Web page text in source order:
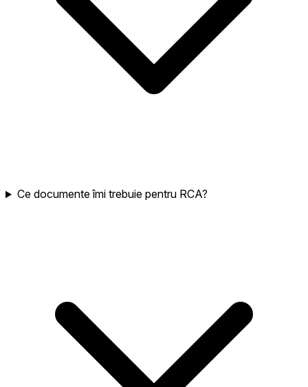
Ce documente îmi trebuie pentru RCA?